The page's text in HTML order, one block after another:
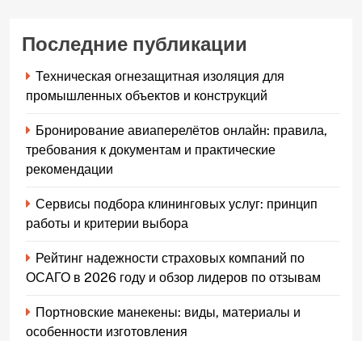
Последние публикации
Техническая огнезащитная изоляция для
промышленных объектов и конструкций
Бронирование авиаперелётов онлайн: правила,
требования к документам и практические
рекомендации
Сервисы подбора клининговых услуг: принцип
работы и критерии выбора
Рейтинг надежности страховых компаний по
ОСАГО в 2026 году и обзор лидеров по отзывам
Портновские манекены: виды, материалы и
особенности изготовления